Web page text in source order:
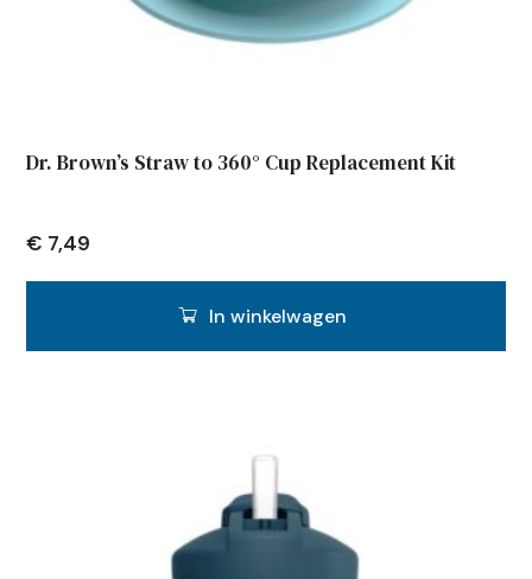
Dr. Brown’s Straw to 360° Cup Replacement Kit
€ 7,49
In winkelwagen